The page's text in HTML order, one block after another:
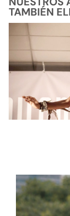
TAMBIÉN